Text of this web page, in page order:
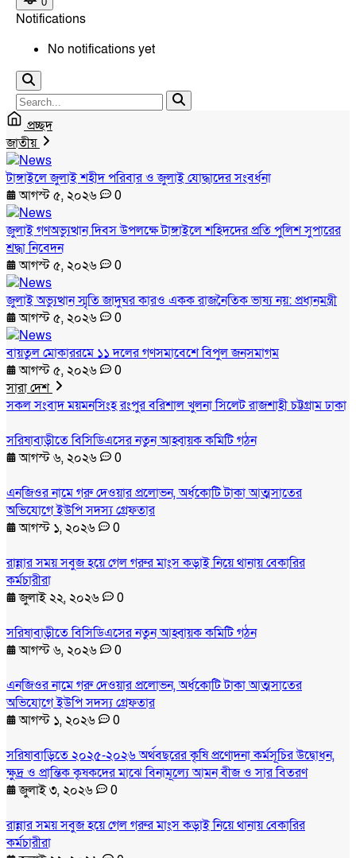
Notifications
No notifications yet
প্রচ্ছদ
জাতীয়
টাঙ্গাইলে জুলাই শহীদ পরিবার ও জুলাই যোদ্ধাদের সংবর্ধনা
আগস্ট ৫, ২০২৬
0
জুলাই গণঅভ্যুত্থান দিবস উপলক্ষে টাঙ্গাইলে শহিদদের প্রতি পুলিশ সুপারের
শ্রদ্ধা নিবেদন
আগস্ট ৫, ২০২৬
0
জুলাই অভ্যুত্থান স্মৃতি জাদুঘর কারও একক রাজনৈতিক ভাষ্য নয়: প্রধানমন্ত্রী
আগস্ট ৫, ২০২৬
0
বায়তুল মোকাররমে ১১ দলের গণসমাবেশে বিপুল জনসমাগম
আগস্ট ৫, ২০২৬
0
সারা দেশ
সকল সংবাদময়মনসিংহরংপুরবরিশালখুলনাসিলেটরাজশাহীচট্টগ্রামঢাকা
সরিষাবাড়ীতে বিসিডিএসের নতুন আহ্বায়ক কমিটি গঠন
আগস্ট ৬, ২০২৬
0
এনজিওর নামে গরু দেওয়ার প্রলোভন, অর্ধকোটি টাকা আত্মসাতের
অভিযোগে ইউপি সদস্য গ্রেফতার
আগস্ট ১, ২০২৬
0
রান্নার সময় সবুজ হয়ে গেল গরুর মাংস কড়াই নিয়ে থানায় বেকারির
কর্মচারীরা
জুলাই ২২, ২০২৬
0
সরিষাবাড়ীতে বিসিডিএসের নতুন আহ্বায়ক কমিটি গঠন
আগস্ট ৬, ২০২৬
0
এনজিওর নামে গরু দেওয়ার প্রলোভন, অর্ধকোটি টাকা আত্মসাতের
অভিযোগে ইউপি সদস্য গ্রেফতার
আগস্ট ১, ২০২৬
0
সরিষাবাড়িতে ২০২৫-২০২৬ অর্থবছরের কৃষি প্রণোদনা কর্মসূচির উদ্বোধন,
ক্ষুদ্র ও প্রান্তিক কৃষকদের মাঝে বিনামূল্যে আমন বীজ ও সার বিতরণ
জুলাই ৩, ২০২৬
0
রান্নার সময় সবুজ হয়ে গেল গরুর মাংস কড়াই নিয়ে থানায় বেকারির
কর্মচারীরা